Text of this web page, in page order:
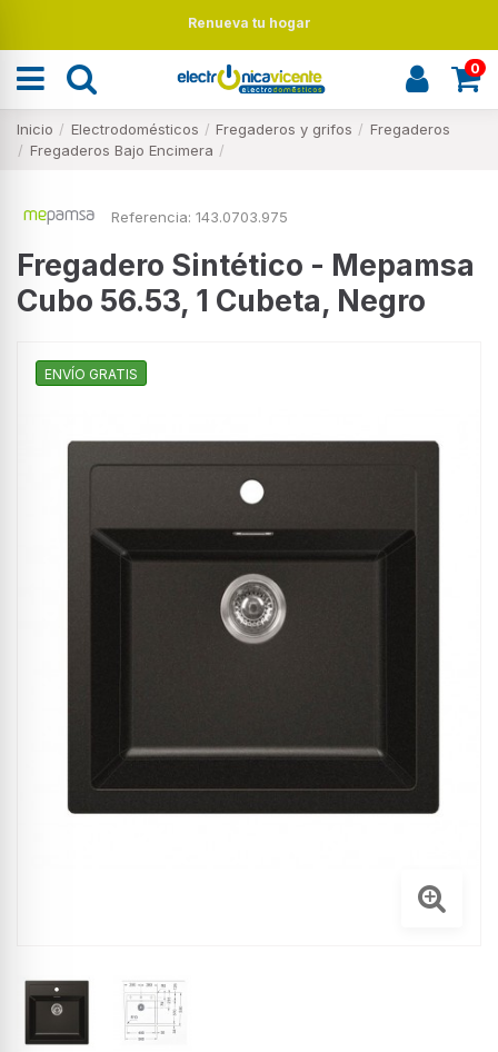
Renueva tu hogar
0
Inicio Electrodomésticos Fregaderos y grifos
Fregaderos
Fregaderos Bajo Encimera
Referencia: 143.0703.975
Fregadero Sintético - Mepamsa
Cubo 56.53, 1 Cubeta, Negro
ENVÍO GRATIS